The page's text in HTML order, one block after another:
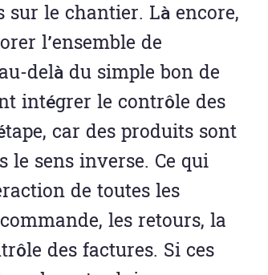
le chantier. Là encore,
l’ensemble de
delà du simple bon de
intégrer le contrôle des
car des produits sont
sens inverse. Ce qui
de toutes les
les retours, la
des factures. Si ces